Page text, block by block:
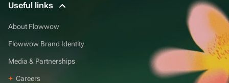
Useful links
About Flowwow
Flowwow Brand Identity
Media & Partnerships
Careers